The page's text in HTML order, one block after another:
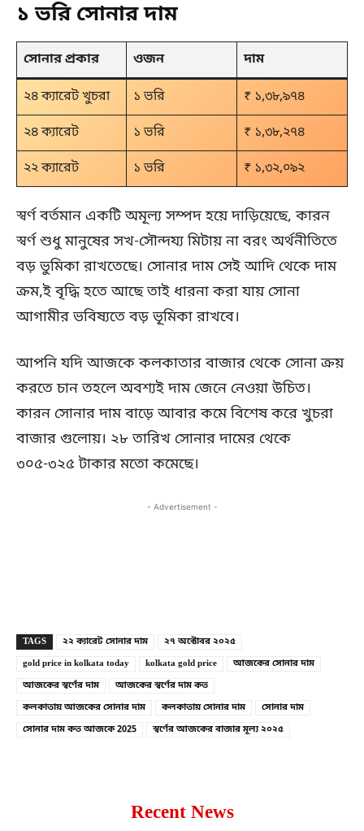
১ ভরি সোনার দাম
সোনার প্রকার ওজন দাম
২৪ ক্যারেট খুচরা ১ ভরি
₹ ১,৩৮,৯৭৪
২৪ ক্যারেট
১ ভরি
₹ ১,৩৮,২৭৪
২২ ক্যারেট
১ ভরি ₹ ১,৩২,০৯২
স্বর্ণ বর্তমান একটি অমূল্য সম্পদ হয়ে দাড়িয়েছে, কারন
স্বর্ণ শুধু মানুষের সখ-সৌন্দয্য মিটায় না বরং অর্থনীতিতে
বড় ভুমিকা রাখতেছে। সোনার দাম সেই আদি থেকে দাম
ক্রম,ই বৃদ্ধি হতে আছে তাই ধারনা করা যায় সোনা
আগামীর ভবিষ্যতে বড় ভূমিকা রাখবে।
আপনি যদি আজকে কলকাতার বাজার থেকে সোনা ক্রয়
করতে চান তহলে অবশ্যই দাম জেনে নেওয়া উচিত।
কারন সোনার দাম বাড়ে আবার কমে বিশেষ করে খুচরা
বাজার গুলোয়। ২৮ তারিখ সোনার দামের থেকে
৩০৫-৩২৫ টাকার মতো কমেছে।
- Advertisement -
TAGS ২২ ক্যারেট সোনার দাম
২৭ অক্টোবর ২০২৫
gold price in kolkata today
kolkata gold price
আজকের সোনার দাম
আজকের স্বর্ণের দাম
আজকের স্বর্ণের দাম কত
কলকাতায় আজকের সোনার দাম
কলকাতায় সোনার দাম
সোনার দাম
সোনার দাম কত আজকে 2025
স্বর্ণের আজকের বাজার মূল্য ২০২৫
Recent News